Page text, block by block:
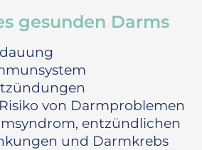
gesunden Darms
von Darmproblemen
entzündlichen
und Darmkrebs